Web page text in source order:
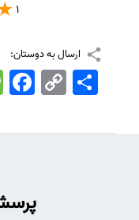
1
ارسال به دوستان:
Copy
Link
اشتراک